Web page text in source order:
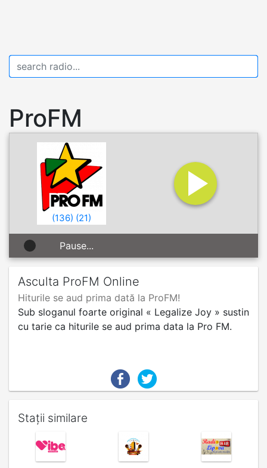
ProFM
(136) (21)
Pause...
Asculta ProFM Online
Hiturile se aud prima dată la ProFM!
Sub sloganul foarte original « Legalize Joy » sustin
cu tarie ca hiturile se aud prima data la Pro FM.
Stații similare